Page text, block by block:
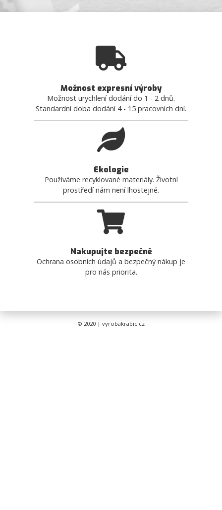
Možnost expresní výroby
Možnost urychlení dodání do 1 - 2 dnů.
Standardní doba dodání 4 - 15 pracovních dní.
Ekologie
Používáme recyklované materiály. Životní
prostředí nám není lhostejné.
Nakupujte bezpečně
Ochrana osobních údajů a bezpečný nákup je
pro nás priorita.
© 2020 | vyrobakrabic.cz